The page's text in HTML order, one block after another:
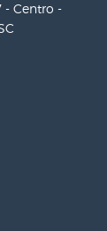
- Centro -